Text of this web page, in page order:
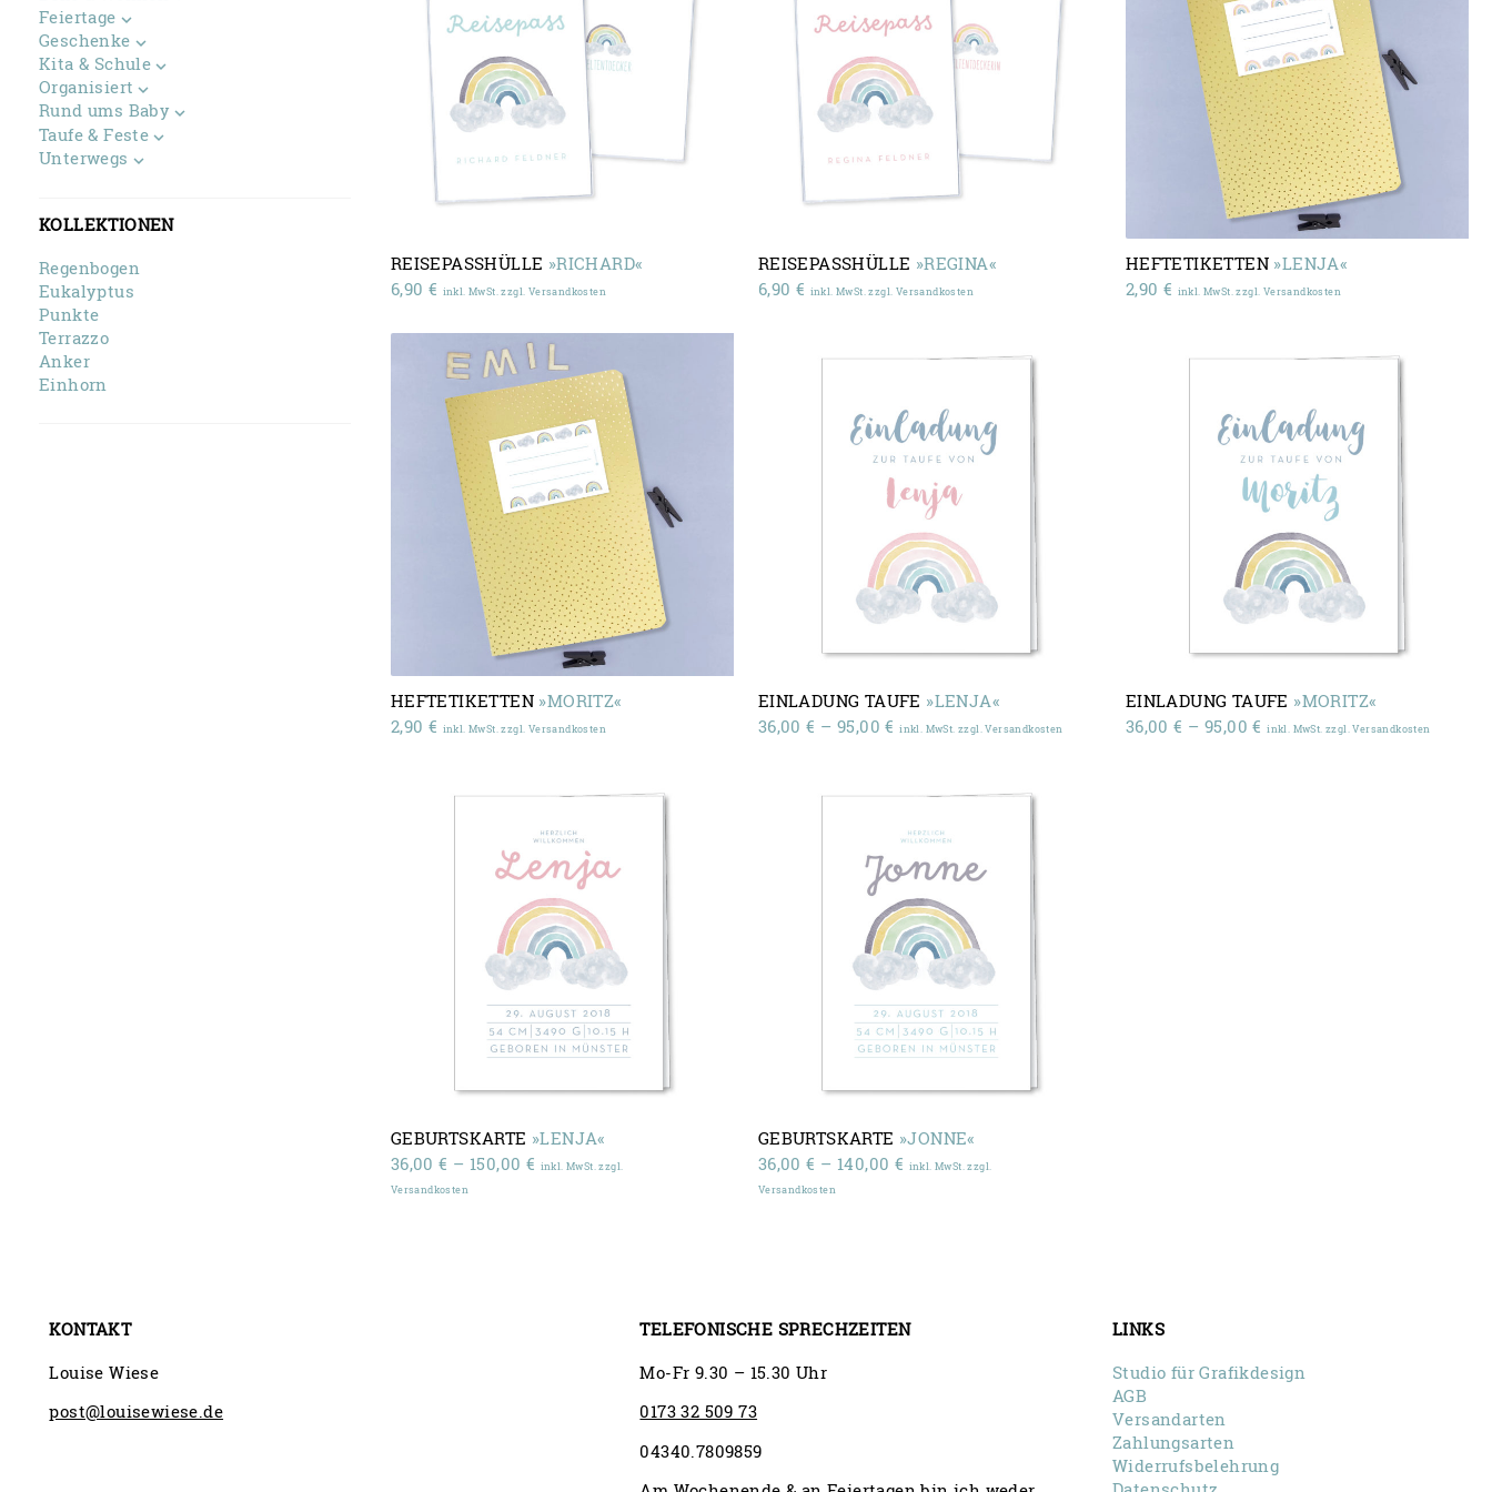
Feiertage
Geschenke
Kita & Schule
Organisiert
Rund ums Baby
Taufe & Feste
Unterwegs
KOLLEKTIONEN
Regenbogen
Eukalyptus
Punkte
Terrazzo
Anker
Einhorn
REISEPASSHÜLLE »RICHARD«
6,90 € inkl. MwSt. zzgl. Versandkosten
REISEPASSHÜLLE »REGINA«
6,90 € inkl. MwSt. zzgl. Versandkosten
HEFTETIKETTEN »LENJA«
2,90 € inkl. MwSt. zzgl. Versandkosten
HEFTETIKETTEN »MORITZ«
2,90 € inkl. MwSt. zzgl. Versandkosten
EINLADUNG TAUFE »LENJA«
36,00€ – 95,00€ Preisspanne:
95,00 €
inkl. MwSt. zzgl. Versandkosten
EINLADUNG TAUFE »MORITZ«
36,00€ – 95,00€ Preisspanne:
inkl. MwSt. zzgl. Versandkosten
GEBURTSKARTE »LENJA«
36,00€ – 150,00 € Preisspanne:
inkl. MwSt. zzgl.
Versandkosten
GEBURTSKARTE »JONNE«
36,00€ – 140,00 € Preisspanne:
inkl. MwSt. zzgl.
Versandkosten
KONTAKT
Louise Wiese
post@louisewiese.de
TELEFONISCHE SPRECHZEITEN
Mo-Fr 9.30 – 15.30 Uhr
0173 32 509 73
04340.7809859
LINKS
Studio für Grafikdesign
AGB
Versandarten
Zahlungsarten
Widerrufsbelehrung